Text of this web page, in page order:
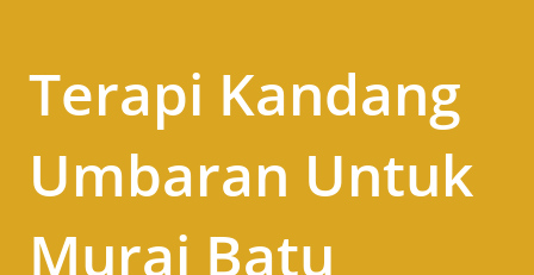
Terapi Kandang
Umbaran Untuk
Murai Batu